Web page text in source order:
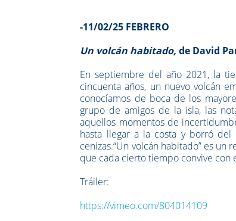
-11/02/25 FEBRERO
Un volcán habitado,de David
En septiembre del año 2021, la
cincuenta años, un nuevo volcán
conocíamos de boca de los
grupo de amigos de la isla, las
aquellos momentos de
hasta llegar a la costa y borró
cenizas.“Un volcán habitado” es
que cada cierto tiempo convive con
Tráiler:
https://vimeo.com/804014109